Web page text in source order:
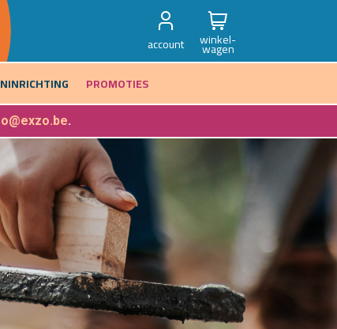
account winkel-
wagen
PROMOTIES
.